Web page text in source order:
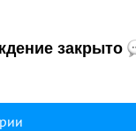
закрыто